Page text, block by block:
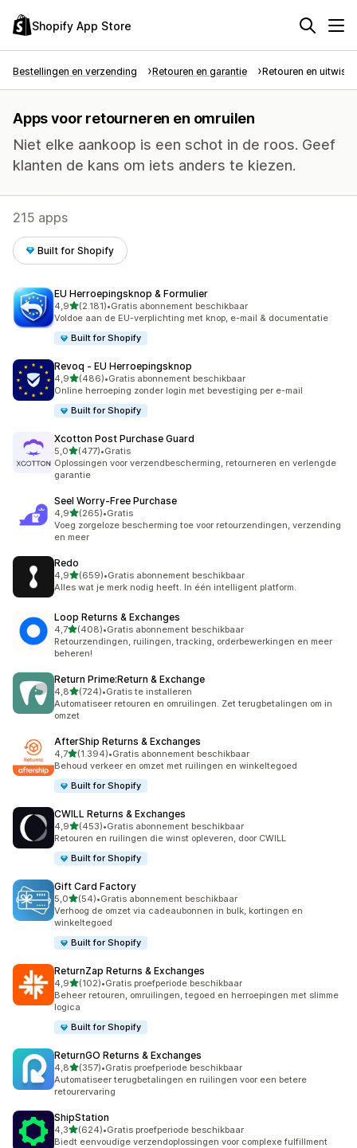
Shopify App Store
Bestellingen en verzending Retouren en garantie Retouren en
Apps voor retourneren en omruilen
Niet elke aankoop is een schot in de roos. Geef
klanten de kans om iets anders te kiezen.
215 apps
Built for Shopify
EU Herroepingsknop & Formulier
4,9van 5 sterren
(2.181)
2181 recensies in totaal
•Gratis abonnement beschikbaar
Voldoe aan de EU-verplichting met knop, e-mail & documentatie
Built for Shopify
Revoq ‑ EU Herroepingsknop
4,9van 5 sterren
(486)
486 recensies in totaal
•Gratis abonnement beschikbaar
Online herroeping zonder login met bevestiging per e-mail
Built for Shopify
Xcotton Post Purchase Guard
5,0van 5 sterren
(477)
477 recensies in totaal
•Gratis
Oplossingen voor verzendbescherming, retourneren en verlengde
garantie
Seel Worry‑Free Purchase
4,9van 5 sterren
(265)
265 recensies in totaal
•Gratis
Voeg zorgeloze bescherming toe voor retourzendingen, verzending
en meer
Redo
4,9van 5 sterren
(659)
659 recensies in totaal
•Gratis abonnement beschikbaar
Alles wat je merk nodig heeft. In één intelligent platform.
Loop Returns & Exchanges
4,7van 5 sterren
(408)
408 recensies in totaal
•Gratis abonnement beschikbaar
Retourzendingen, ruilingen, tracking, orderbewerkingen en meer
beheren!
Return Prime:Return & Exchange
4,8van 5 sterren
(724)
724 recensies in totaal
•Gratis te installeren
Automatiseer retouren en omruilingen. Zet terugbetalingen om in
omzet
AfterShip Returns & Exchanges
4,7van 5 sterren
(1.394)
1394 recensies in totaal
•Gratis abonnement beschikbaar
Behoud verkeer en omzet met ruilingen en winkeltegoed
Built for Shopify
CWILL Returns & Exchanges
4,9van 5 sterren
(453)
453 recensies in totaal
•Gratis abonnement beschikbaar
Retouren en ruilingen die winst opleveren, door CWILL
Built for Shopify
Gift Card Factory
5,0van 5 sterren
(54)
54 recensies in totaal
•Gratis abonnement beschikbaar
Verhoog de omzet via cadeaubonnen in bulk, kortingen en
winkeltegoed
Built for Shopify
ReturnZap Returns & Exchanges
4,9van 5 sterren
(102)
102 recensies in totaal
•Gratis proefperiode beschikbaar
Beheer retouren, omruilingen, tegoed en herroepingen met slimme
logica
Built for Shopify
ReturnGO Returns & Exchanges
4,8van 5 sterren
(357)
357 recensies in totaal
•Gratis proefperiode beschikbaar
Automatiseer terugbetalingen en ruilingen voor een betere
retourervaring
ShipStation
4,3van 5 sterren
(624)
624 recensies in totaal
•Gratis proefperiode beschikbaar
Biedt eenvoudige verzendoplossingen voor complexe fulfillment